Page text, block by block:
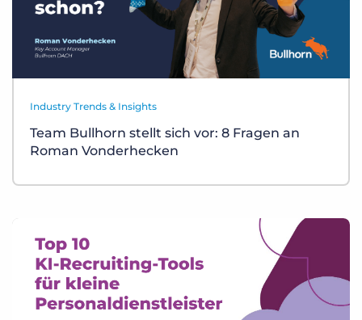
Industry Trends & Insights
Team Bullhorn stellt sich vor: 8 Fragen an
Roman Vonderhecken